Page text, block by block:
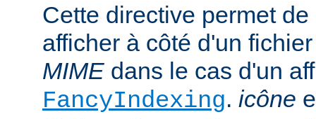
Cette directive permet
afficher à côté d'un
MIME dans le cas d'un
FancyIndexing. icône